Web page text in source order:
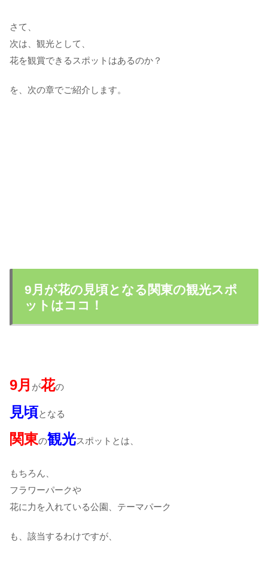
さて、
次は、観光として、
花を観賞できるスポットはあるのか？
を、次の章でご紹介します。
9月が花の見頃となる関東の観光スポ
ットはココ！
9月 が花の
見頃となる
関東の観光スポットとは、
もちろん、
フラワーパークや
花に力を入れている公園、テーマパーク
も、該当するわけですが、